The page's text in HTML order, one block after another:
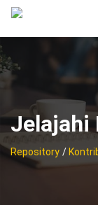
Jelajahi
Repository /